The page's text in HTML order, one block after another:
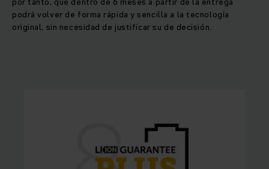
podrá volver de forma rápida y sencilla a la tecnología
original, sin necesidad de justificar su de decisión.